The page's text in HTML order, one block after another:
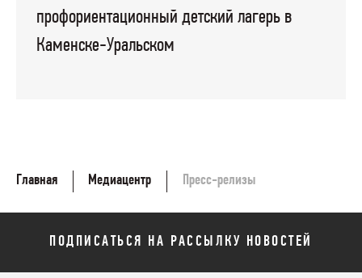
профориентационный детский лагерь в
Каменске-Уральском
Главная Медиацентр Пресс-релизы
ПОДПИСАТЬСЯ НА РАССЫЛКУ НОВОСТЕЙ